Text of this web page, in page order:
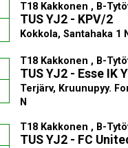
T18 Kakkonen , B-
TUS YJ2 - KPV/2
Kokkola, Santahaka 1 N
T18 Kakkonen , B-
TUS YJ2 - Esse IK
Terjärv, Kruunupyy.
N
T18 Kakkonen , B-
TUS YJ2 - FC